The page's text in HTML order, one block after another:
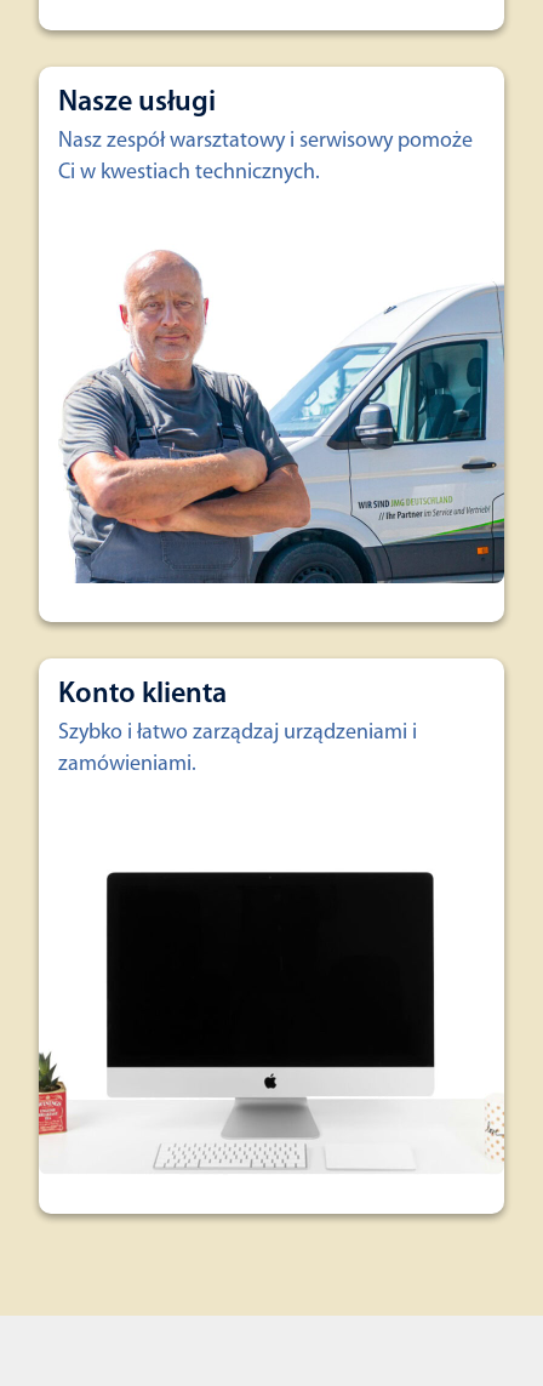
Nasze usługi
Nasz zespół warsztatowy i serwisowy pomoże
Ci w kwestiach technicznych.
Konto klienta
Szybko i łatwo zarządzaj urządzeniami i
zamówieniami.